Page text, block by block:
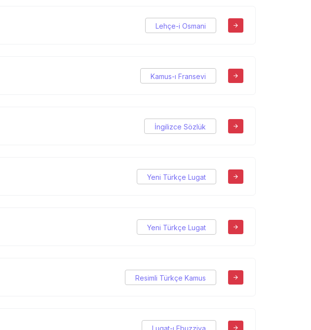
Lehçe-i Osmani
Kamus-ı Fransevi
İngilizce Sözlük
Yeni Türkçe Lugat
Yeni Türkçe Lugat
Resimli Türkçe Kamus
Lugat-ı Ebuzziya